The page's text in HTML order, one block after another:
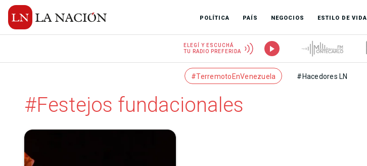
POLÍTICA PAÍS NEGOCIOS ESTILO DE VIDA
ELEGÍ Y ESCUCHÁ
TU RADIO PREFERIDA
#TerremotoEnVenezuela #Hacedores LN
#Festejos fundacionales